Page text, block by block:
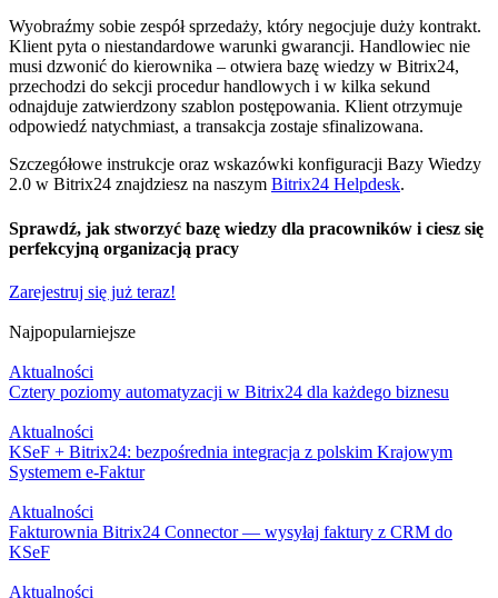
Wyobraźmy sobie zespół sprzedaży, który negocjuje duży kontrakt.
Klient pyta o niestandardowe warunki gwarancji. Handlowiec nie
musi dzwonić do kierownika – otwiera bazę wiedzy w Bitrix24,
przechodzi do sekcji procedur handlowych i w kilka sekund
odnajduje zatwierdzony szablon postępowania. Klient otrzymuje
odpowiedź natychmiast, a transakcja zostaje sfinalizowana.
Szczegółowe instrukcje oraz wskazówki konfiguracji Bazy Wiedzy
2.0 w Bitrix24 znajdziesz na naszym Bitrix24 Helpdesk.
Sprawdź, jak stworzyć bazę wiedzy dla pracowników i ciesz się
perfekcyjną organizacją pracy
Zarejestruj się już teraz!
Najpopularniejsze
Aktualności
Cztery poziomy automatyzacji w Bitrix24 dla każdego biznesu
Aktualności
KSeF + Bitrix24: bezpośrednia integracja z polskim Krajowym
Systemem e-Faktur
Aktualności
Fakturownia Bitrix24 Connector — wysyłaj faktury z CRM do
KSeF
Aktualności